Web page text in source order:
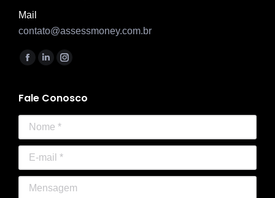
Mail
contato@assessmoney.com.br
Encontre-nos em:
Facebook
opens
new
window
Linkedin
opens
new
window
Instagram
opens
window
Fale Conosco
Nome *
E-mail *
Mensagem